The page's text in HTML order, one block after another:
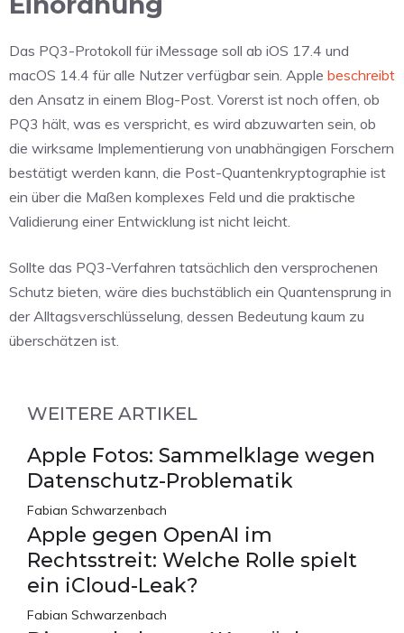
Das PQ3-Protokoll für iMessage soll ab iOS 17.4 und
macOS 14.4 für alle Nutzer verfügbar sein. Apple beschreibt
den Ansatz in einem Blog-Post. Vorerst ist noch offen, ob
PQ3 hält, was es verspricht, es wird abzuwarten sein, ob
die wirksame Implementierung von unabhängigen Forschern
bestätigt werden kann, die Post-Quantenkryptographie ist
ein über die Maßen komplexes Feld und die praktische
Validierung einer Entwicklung ist nicht leicht.
Sollte das PQ3-Verfahren tatsächlich den versprochenen
Schutz bieten, wäre dies buchstäblich ein Quantensprung in
der Alltagsverschlüsselung, dessen Bedeutung kaum zu
überschätzen ist.
WEITERE ARTIKEL
Apple Fotos: Sammelklage wegen
Datenschutz-Problematik
Fabian Schwarzenbach
Apple gegen OpenAI im
Rechtsstreit: Welche Rolle spielt
ein iCloud-Leak?
Fabian Schwarzenbach